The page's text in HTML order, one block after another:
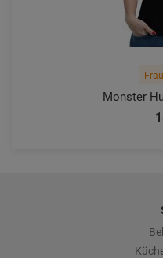
Monster